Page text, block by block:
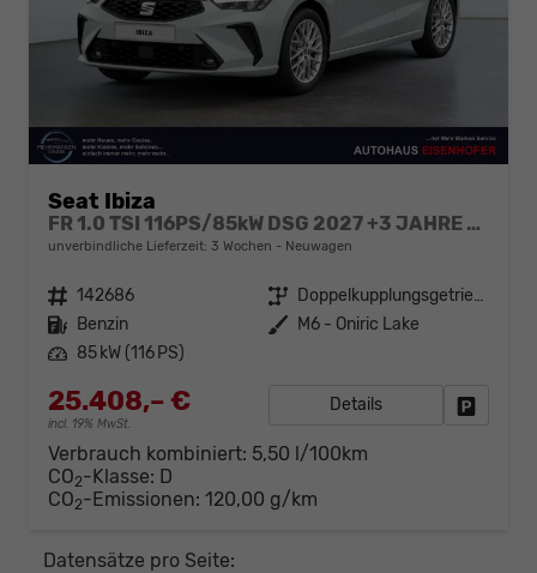
Seat Ibiza
FR 1.0 TSI 116PS/85kW DSG 2027 +3 JAHRE ERW. GARANTIE+18" ALU PERFORMANCE+KESSY+FULL LED+SAFE&DRIVING XL+ANHÄNGER VORBEREITUNG+10,25" DIGITAL COCKPIT
unverbindliche Lieferzeit: 3 Wochen Neuwagen
Fahrzeugnr. 142686 Getriebe
Doppelkupplungsgetriebe (DSG)
Kraftstoff Benzin Außenfarbe M6 - Oniric Lake
Leistung 85 kW (116 PS)
25.408,– €
incl. 19% MwSt.
Details
Verbrauch kombiniert: 5,50 l/100km
CO2-Klasse: D
CO2-Emissionen: 120,00 g/km
Datensätze pro Seite: